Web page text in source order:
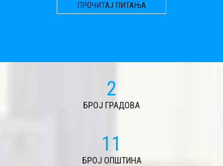
ПРОЧИТАЈ ПИТАЊА
2
БРОЈ ГРАДОВА
11
БРОЈ ОПШТИНА